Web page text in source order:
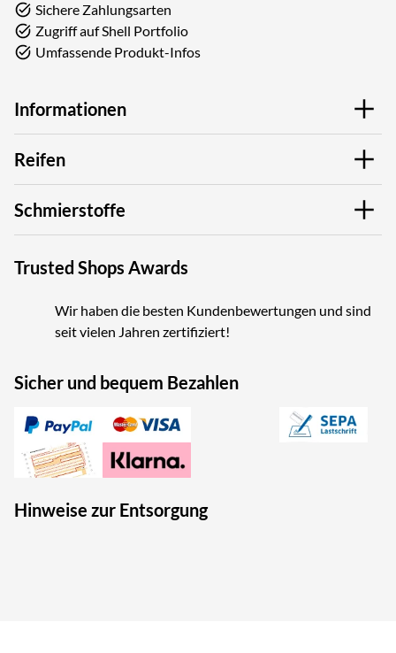
Sichere Zahlungsarten
Zugriff auf Shell Portfolio
Umfassende Produkt-Infos
Informationen
Reifen
Schmierstoffe
Trusted Shops Awards
Wir haben die besten Kundenbewertungen und sind
seit vielen Jahren zertifiziert!
Sicher und bequem Bezahlen
Hinweise zur Entsorgung